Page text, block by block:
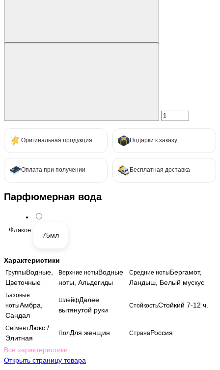
Оригинальная продукция Подарки к заказу
Оплата при получении Бесплатная доставка
Парфюмерная вода
Флакон
75мл
Характеристики
ГруппыВодные,
Цветочные
Верхние нотыВодные
ноты, Альдегиды
Средние нотыБергамот,
Ландыш, Белый мускус
Базовые
нотыАмбра,
Сандал
ШлейфДалее
вытянутой руки
СтойкостьСтойкий 7-12 ч.
СегментЛюкс /
Элитная
ПолДля женщин СтранаРоссия
Все характеристики
Открыть страницу товара